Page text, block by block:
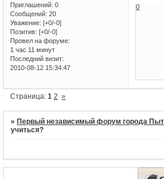
Приглашений: 0
Сообщений: 20
Уважение: [+0/-0]
Позитив: [+0/-0]
Провел на форуме:
1 час 11 минут
Последний визит:
2010-08-12 15:34:47
0
Страница:1 2 »
» Первый независимый форум города
учиться?